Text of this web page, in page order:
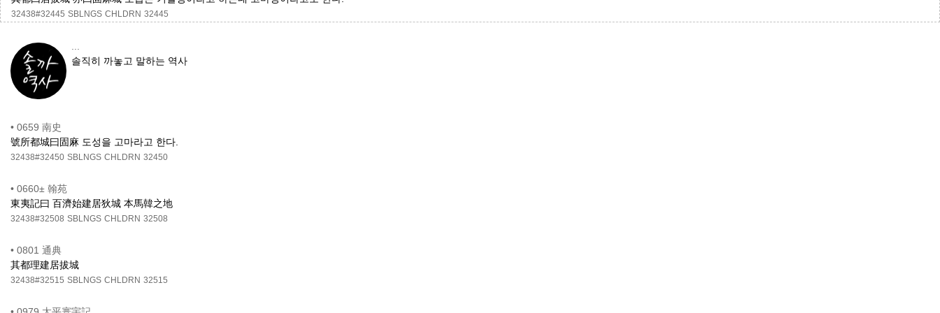
32438#32445 SBLNGS CHLDRN 32445
...
솔직히 까놓고 말하는 역사
• 0659 南史
號所都城曰固麻 도성을 고마라고 한다.
32438#32450 SBLNGS CHLDRN 32450
• 0660± 翰苑
東夷記曰 百濟始建居狄城 本馬韓之地
32438#32508 SBLNGS CHLDRN 32508
• 0801 通典
其都理建居拔城
32438#32515 SBLNGS CHLDRN 32515